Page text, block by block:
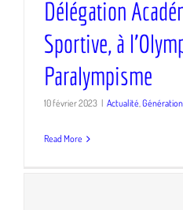
l’Action
et au
Délégation
Sportive, à
Paralympisme
10 février 2023 | Actualité,
Read More